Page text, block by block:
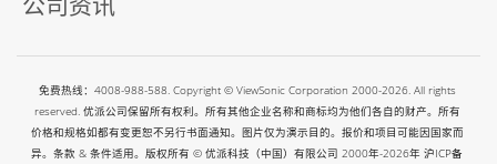
免费热线：4008-988-588. Copyright © ViewSonic Corporation 2000-2026. All rights
reserved. 优派公司保留所有权利。所有其他企业名称和商标均为他们各自的财产。所有
价格和规格如都有变更恕不另行书面通知。图片仅为演示目的。报价和项目可能因国家而
异。条款 & 条件适用。版权所有 © 优派科技（中国）有限公司 2000年-2026年沪ICP备